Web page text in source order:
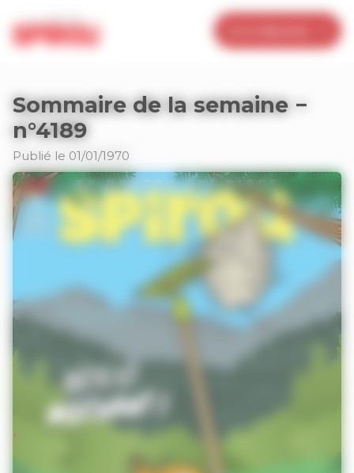
Sommaire de la semaine −
n°4189
Publié le 01/01/1970